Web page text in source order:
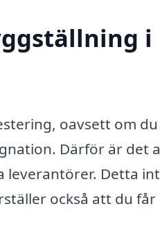
i
oavsett om du
Därför är det
leverantörer. Detta
också att du får